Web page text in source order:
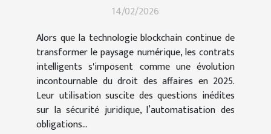
14/02/2026
Alors que la technologie blockchain continue de
transformer le paysage numérique, les contrats
intelligents s'imposent comme une évolution
incontournable du droit des affaires en 2025.
Leur utilisation suscite des questions inédites
sur la sécurité juridique, l’automatisation des
obligations...